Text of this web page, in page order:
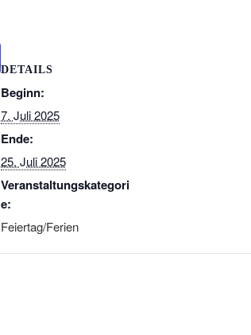
DETAILS
Beginn:
7. Juli 2025
Ende:
25. Juli 2025
Veranstaltungskategori
e:
Feiertag/Ferien